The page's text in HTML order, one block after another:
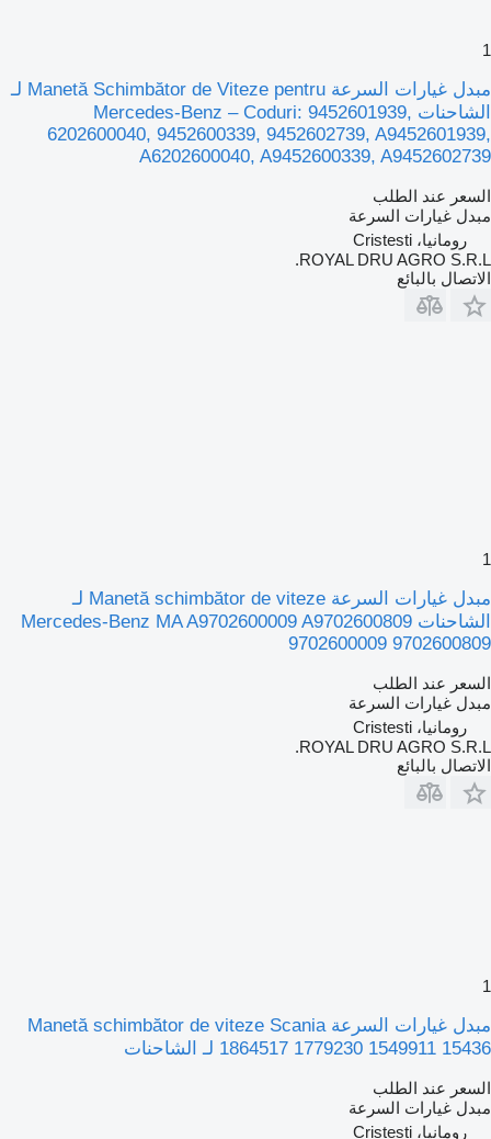
1
مبدل غيارات السرعة Manetă Schimbător de Viteze pentru لـ
الشاحنات Mercedes-Benz – Coduri: 9452601939,
6202600040, 9452600339, 9452602739, A9452601939,
A6202600040, A9452600339, A9452602739
السعر عند الطلب
مبدل غيارات السرعة
رومانيا، Cristesti
ROYAL DRU AGRO S.R.L.
الاتصال بالبائع
1
مبدل غيارات السرعة Manetă schimbător de viteze لـ
الشاحنات Mercedes-Benz MA A9702600009 A9702600809
9702600009 9702600809
السعر عند الطلب
مبدل غيارات السرعة
رومانيا، Cristesti
ROYAL DRU AGRO S.R.L.
الاتصال بالبائع
1
مبدل غيارات السرعة Manetă schimbător de viteze Scania
1864517 1779230 1549911 15436 لـ الشاحنات
السعر عند الطلب
مبدل غيارات السرعة
رومانيا، Cristesti